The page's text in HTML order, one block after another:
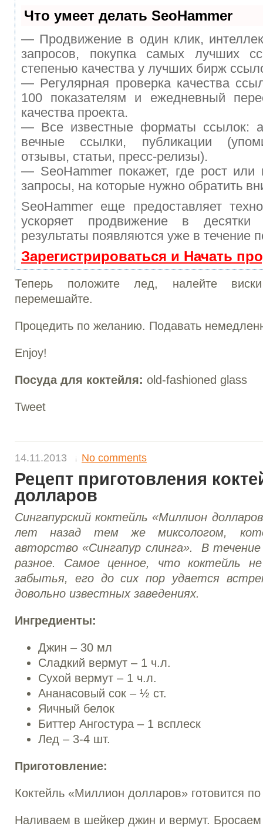
Что умеет делать SeoHammer
— Продвижение в один клик,
запросов, покупка самых лучших
степенью качества у лучших бирж
— Регулярная проверка качества
100 показателям и ежедневный
качества проекта.
— Все известные форматы ссылок:
вечные ссылки, публикации
отзывы, статьи, пресс-релизы).
— SeoHammer покажет, где рост или
запросы, на которые нужно обратить
SeoHammer еще предоставляет
ускоряет продвижение в
результаты появляются уже в течение
Зарегистрироваться и Начать
Теперь положите лед, налейте
перемешайте.
Процедить по желанию. Подавать
Enjoy!
Посуда для коктейля: old-fashioned glass
Tweet
14.11.2013 No comments
Рецепт приготовления
долларов
Сингапурский коктейль «Миллион
лет назад тем же миксологом,
авторство «Сингапур слинга». В течение
разное. Самое ценное, что коктейль
забытья, его до сих пор удается
довольно известных заведениях.
Ингредиенты:
Джин – 30 мл
Сладкий вермут – 1 ч.л.
Сухой вермут – 1 ч.л.
Ананасовый сок – ½ ст.
Яичный белок
Биттер Ангостура – 1 всплеск
Лед – 3-4 шт.
Приготовление:
Коктейль «Миллион долларов» готовится
Наливаем в шейкер джин и вермут.